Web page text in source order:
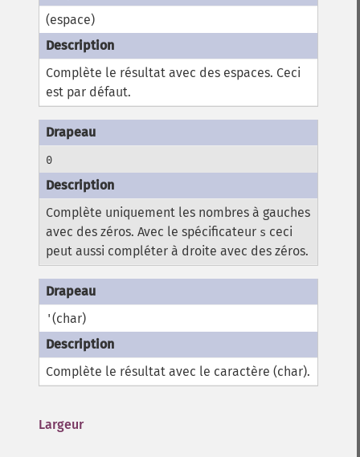
(espace)
Complète le résultat avec des espaces. Ceci
est par défaut.
0
Complète uniquement les nombres à gauches
avec des zéros. Avec le spécificateur s ceci
peut aussi compléter à droite avec des zéros.
'(char)
Complète le résultat avec le caractère (char).
Largeur